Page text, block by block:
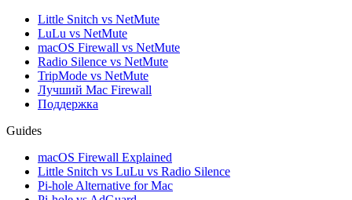
Little Snitch vs NetMute
LuLu vs NetMute
macOS Firewall vs NetMute
Radio Silence vs NetMute
TripMode vs NetMute
Лучший Mac Firewall
Поддержка
Guides
macOS Firewall Explained
Little Snitch vs LuLu vs Radio Silence
Pi-hole Alternative for Mac